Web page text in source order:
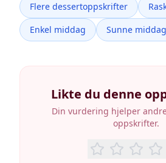
Flere dessertoppskrifter
Enkel middag
Sunne
Likte du denne
Din vurdering hjelper
oppskrifter.